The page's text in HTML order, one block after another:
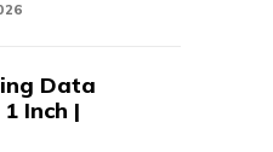
Data
Inch |